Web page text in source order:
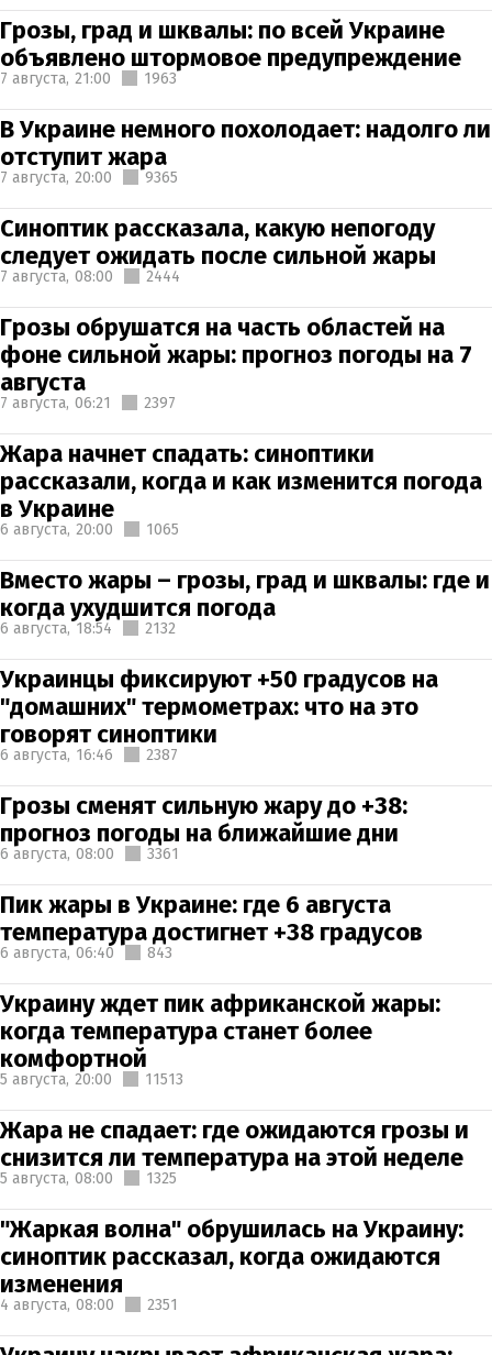
Грозы, град и шквалы: по всей Украине
объявлено штормовое предупреждение
7 августа, 21:00 1963
В Украине немного похолодает: надолго ли
отступит жара
7 августа, 20:00 9365
Синоптик рассказала, какую непогоду
следует ожидать после сильной жары
7 августа, 08:00 2444
Грозы обрушатся на часть областей на
фоне сильной жары: прогноз погоды на 7
августа
7 августа, 06:21 2397
Жара начнет спадать: синоптики
рассказали, когда и как изменится погода
в Украине
6 августа, 20:00 1065
Вместо жары – грозы, град и шквалы: где и
когда ухудшится погода
6 августа, 18:54 2132
Украинцы фиксируют +50 градусов на
"домашних" термометрах: что на это
говорят синоптики
6 августа, 16:46 2387
Грозы сменят сильную жару до +38:
прогноз погоды на ближайшие дни
6 августа, 08:00 3361
Пик жары в Украине: где 6 августа
температура достигнет +38 градусов
6 августа, 06:40 843
Украину ждет пик африканской жары:
когда температура станет более
комфортной
5 августа, 20:00 11513
Жара не спадает: где ожидаются грозы и
снизится ли температура на этой неделе
5 августа, 08:00 1325
"Жаркая волна" обрушилась на Украину:
синоптик рассказал, когда ожидаются
изменения
4 августа, 08:00 2351